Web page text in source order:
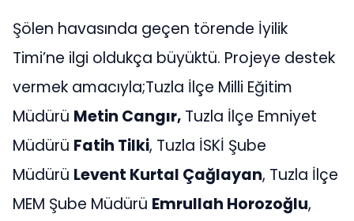
Şölen havasında geçen törende İyilik
Timi’ne ilgi oldukça büyüktü. Projeye destek
vermek amacıyla;Tuzla İlçe Milli Eğitim
Müdürü Metin Cangır, Tuzla İlçe Emniyet
Müdürü Fatih Tilki, Tuzla İSKİ Şube
Müdürü Levent Kurtal Çağlayan, Tuzla İlçe
MEM Şube Müdürü Emrullah Horozoğlu,